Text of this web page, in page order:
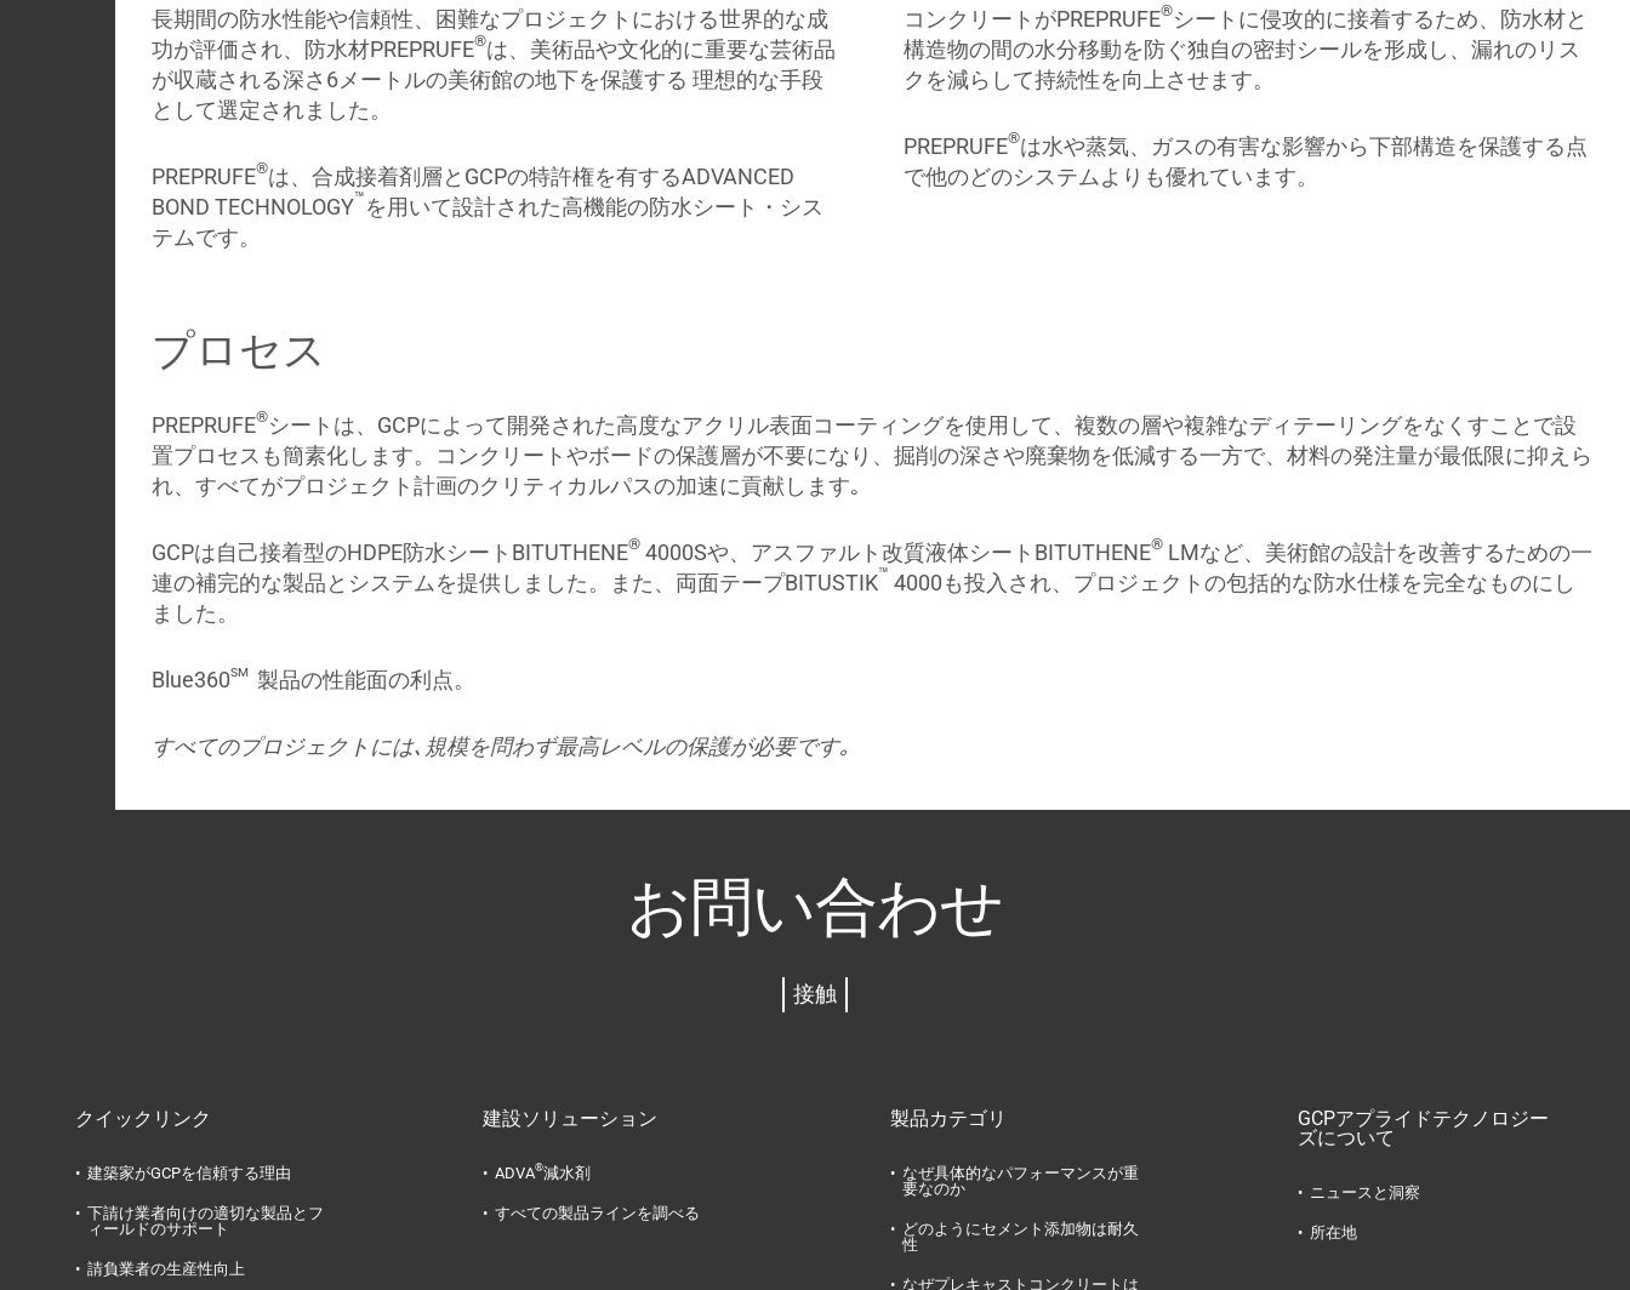
長期間の防水性能や信頼性、困難なプロジェクトにおける世界的な成
功が評価され、防水材PREPRUFE®は、美術品や文化的に重要な芸術品
が収蔵される深さ6メートルの美術館の地下を保護する 理想的な手段
として選定されました。
PREPRUFE®は、合成接着剤層とGCPの特許権を有するADVANCED
BOND TECHNOLOGY™を用いて設計された高機能の防水シート・シス
テムです。
コンクリートがPREPRUFE®シートに侵攻的に接着するため、防水材と
構造物の間の水分移動を防ぐ独自の密封シールを形成し、漏れのリス
クを減らして持続性を向上させます。
PREPRUFE®は水や蒸気、ガスの有害な影響から下部構造を保護する点
で他のどのシステムよりも優れています。
プロセス
PREPRUFE®シートは、GCPによって開発された高度なアクリル表面コーティングを使用して、複数の層や複雑なディテーリングをなくすことで設
置プロセスも簡素化します。コンクリートやボードの保護層が不要になり、掘削の深さや廃棄物を低減する一方で、材料の発注量が最低限に抑えら
れ、すべてがプロジェクト計画のクリティカルパスの加速に貢献します｡
GCPは自己接着型のHDPE防水シートBITUTHENE® 4000Sや、アスファルト改質液体シートBITUTHENE® LMなど、美術館の設計を改善するための一
連の補完的な製品とシステムを提供しました。また、両面テープBITUSTIK™ 4000も投入され、プロジェクトの包括的な防水仕様を完全なものにし
ました。
Blue360sm 製品の性能面の利点。
すべてのプロジェクトには､規模を問わず最高レベルの保護が必要です｡
お問い合わせ
接触
クイックリンク
建築家がGCPを信頼する理由
下請け業者向けの適切な製品とフ
ィールドのサポート
請負業者の生産性向上
建設ソリューション
ADVA®減水剤
すべての製品ラインを調べる
製品カテゴリ
なぜ具体的なパフォーマンスが重
要なのか
どのようにセメント添加物は耐久
性
なぜプレキャストコンクリートは
GCPアプライドテクノロジー
ズについて
ニュースと洞察
所在地